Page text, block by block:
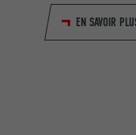
EN SAVOIR